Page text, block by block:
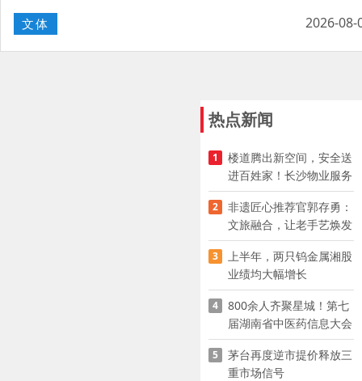
文体 2026-08-
热点新闻
1
楼道腾出新空间，安全送
进百姓家！长沙物业服务
企业迅速推进“四大行动”
2
非遗匠心推荐官郭存勇：
文旅融合，让老手艺焕发
新生｜“五老”话星城
3
上半年，两只钨金属湘股
业绩均大幅增长
4
800余人齐聚星城！第七
届湖南省中医药信息大会
开幕，AI正在“读懂”古老
中医
5
茅台再度逆市提价释放三
重市场信号